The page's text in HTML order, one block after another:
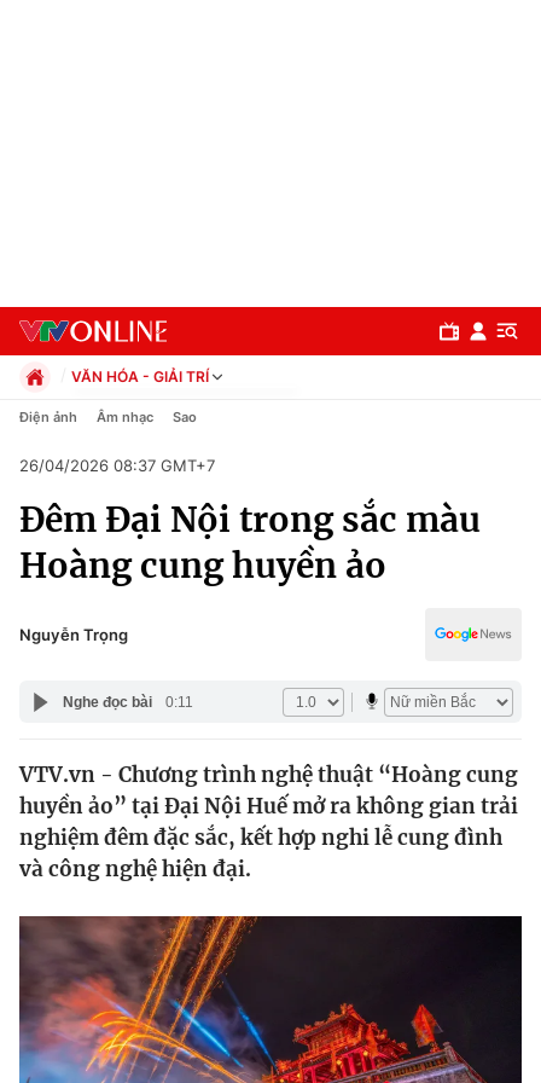
Chuyên mục
Chính trị
Pháp luật
Thế giới
Tin tức
Thế giới đó đây
Câu chuyện quốc tế
Tài chính
Thị trường
Góc doanh nghiệp
Dữ liệu và đời sống
Truyền hình
VĂN HÓA - GIẢI TRÍ
Chính trị
Pháp luật
Kinh tế
Thể thao
Truyền hình
Y tế
Công nghệ
Điện ảnh Âm nhạc Sao
26/04/2026 08:37 GMT+7
Đêm Đại Nội trong sắc màu
Hoàng cung huyền ảo
Nguyễn Trọng
Nghe đọc bài 0:11
VTV.vn - Chương trình nghệ thuật “Hoàng cung
huyền ảo” tại Đại Nội Huế mở ra không gian trải
nghiệm đêm đặc sắc, kết hợp nghi lễ cung đình
và công nghệ hiện đại.